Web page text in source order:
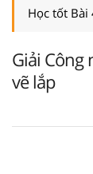
Học tốt Bài
Giải Công
vẽ lắp